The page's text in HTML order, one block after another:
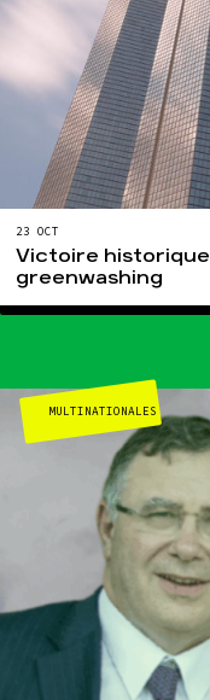
23 OCT
Victoire
greenwashing
MULTINATIONALES